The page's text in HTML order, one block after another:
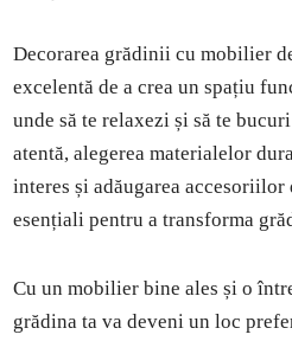
Decorarea grădinii cu mobilier
excelentă de a crea un spațiu
unde să te relaxezi și să te
atentă, alegerea materialelor
interes și adăugarea accesoriilor
esențiali pentru a transforma
Cu un mobilier bine ales și o
grădina ta va deveni un loc